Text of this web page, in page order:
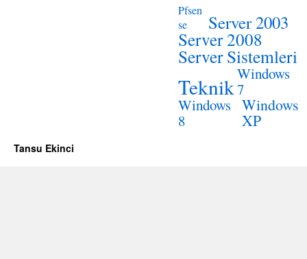
Pfsen
se
Server 2003
Server 2008
Server Sistemleri
TeknikWindows
7
Windows
8
Windows
XP
Tansu Ekinci